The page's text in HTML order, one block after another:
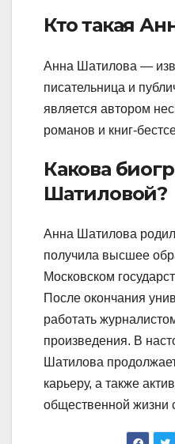
Кто такая
Анна Шатилова —
писательница и
является автором
романов и книг-
Какова
Шатиловой?
Анна Шатилова
получила высшее
Московском
После окончания
работать
произведения. В
Шатилова
карьеру, а также
общественной жизни